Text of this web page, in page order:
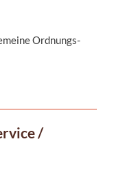
Ordnungs-
/